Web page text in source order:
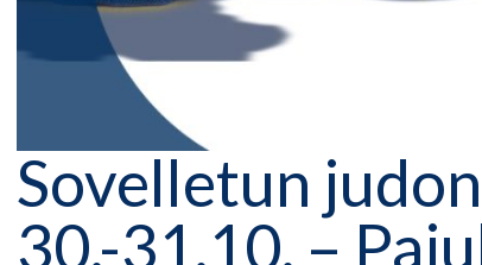
Sovelletun
30.-31.10. –